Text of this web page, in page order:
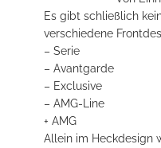
Es gibt schließlich
verschiedene
– Serie
– Avantgarde
– Exclusive
– AMG-Line
+ AMG
Allein im Heckdesign